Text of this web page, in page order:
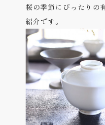
桜の季節にぴったりの
紹介です。